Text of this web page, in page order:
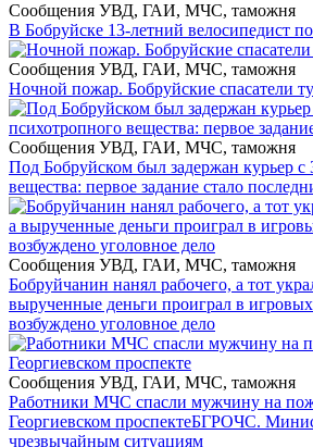
Сообщения УВД, ГАИ, МЧС, таможня
В Бобруйске 13-летний велосипедист
Сообщения УВД, ГАИ, МЧС, таможня
Ночной пожар. Бобруйские спасатели
Сообщения УВД, ГАИ, МЧС, таможня
Под Бобруйском был задержан курьер с
вещества: первое задание стало
Сообщения УВД, ГАИ, МЧС, таможня
Бобруйчанин нанял рабочего, а тот
вырученные деньги проиграл в игровых
возбуждено уголовное дело
Сообщения УВД, ГАИ, МЧС, таможня
Работники МЧС спасли мужчину на
Георгиевском проспектеБГРОЧС.
чрезвычайным ситуациям